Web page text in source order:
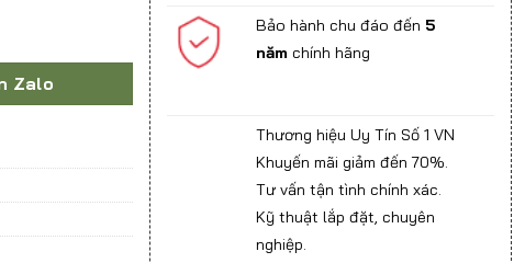
Zalo
Bảo hành chu đáo đến 5
năm chính hãng
Thương hiệu Uy Tín Số 1 VN
Khuyến mãi giảm đến 70%.
Tư vấn tận tình chính xác.
Kỹ thuật lắp đặt, chuyên
nghiệp.